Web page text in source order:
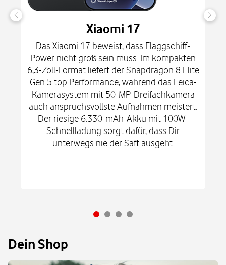
Xiaomi 17
Das Xiaomi 17 beweist, dass Flaggschiff-
Power nicht groß sein muss. Im kompakten
6,3-Zoll-Format liefert der Snapdragon 8 Elite
Gen 5 top Performance, während das Leica-
Kamerasystem mit 50-MP-Dreifachkamera
auch anspruchsvollste Aufnahmen meistert.
Der riesige 6.330-mAh-Akku mit 100W-
Schnellladung sorgt dafür, dass Dir
unterwegs nie der Saft ausgeht.
Dein Shop